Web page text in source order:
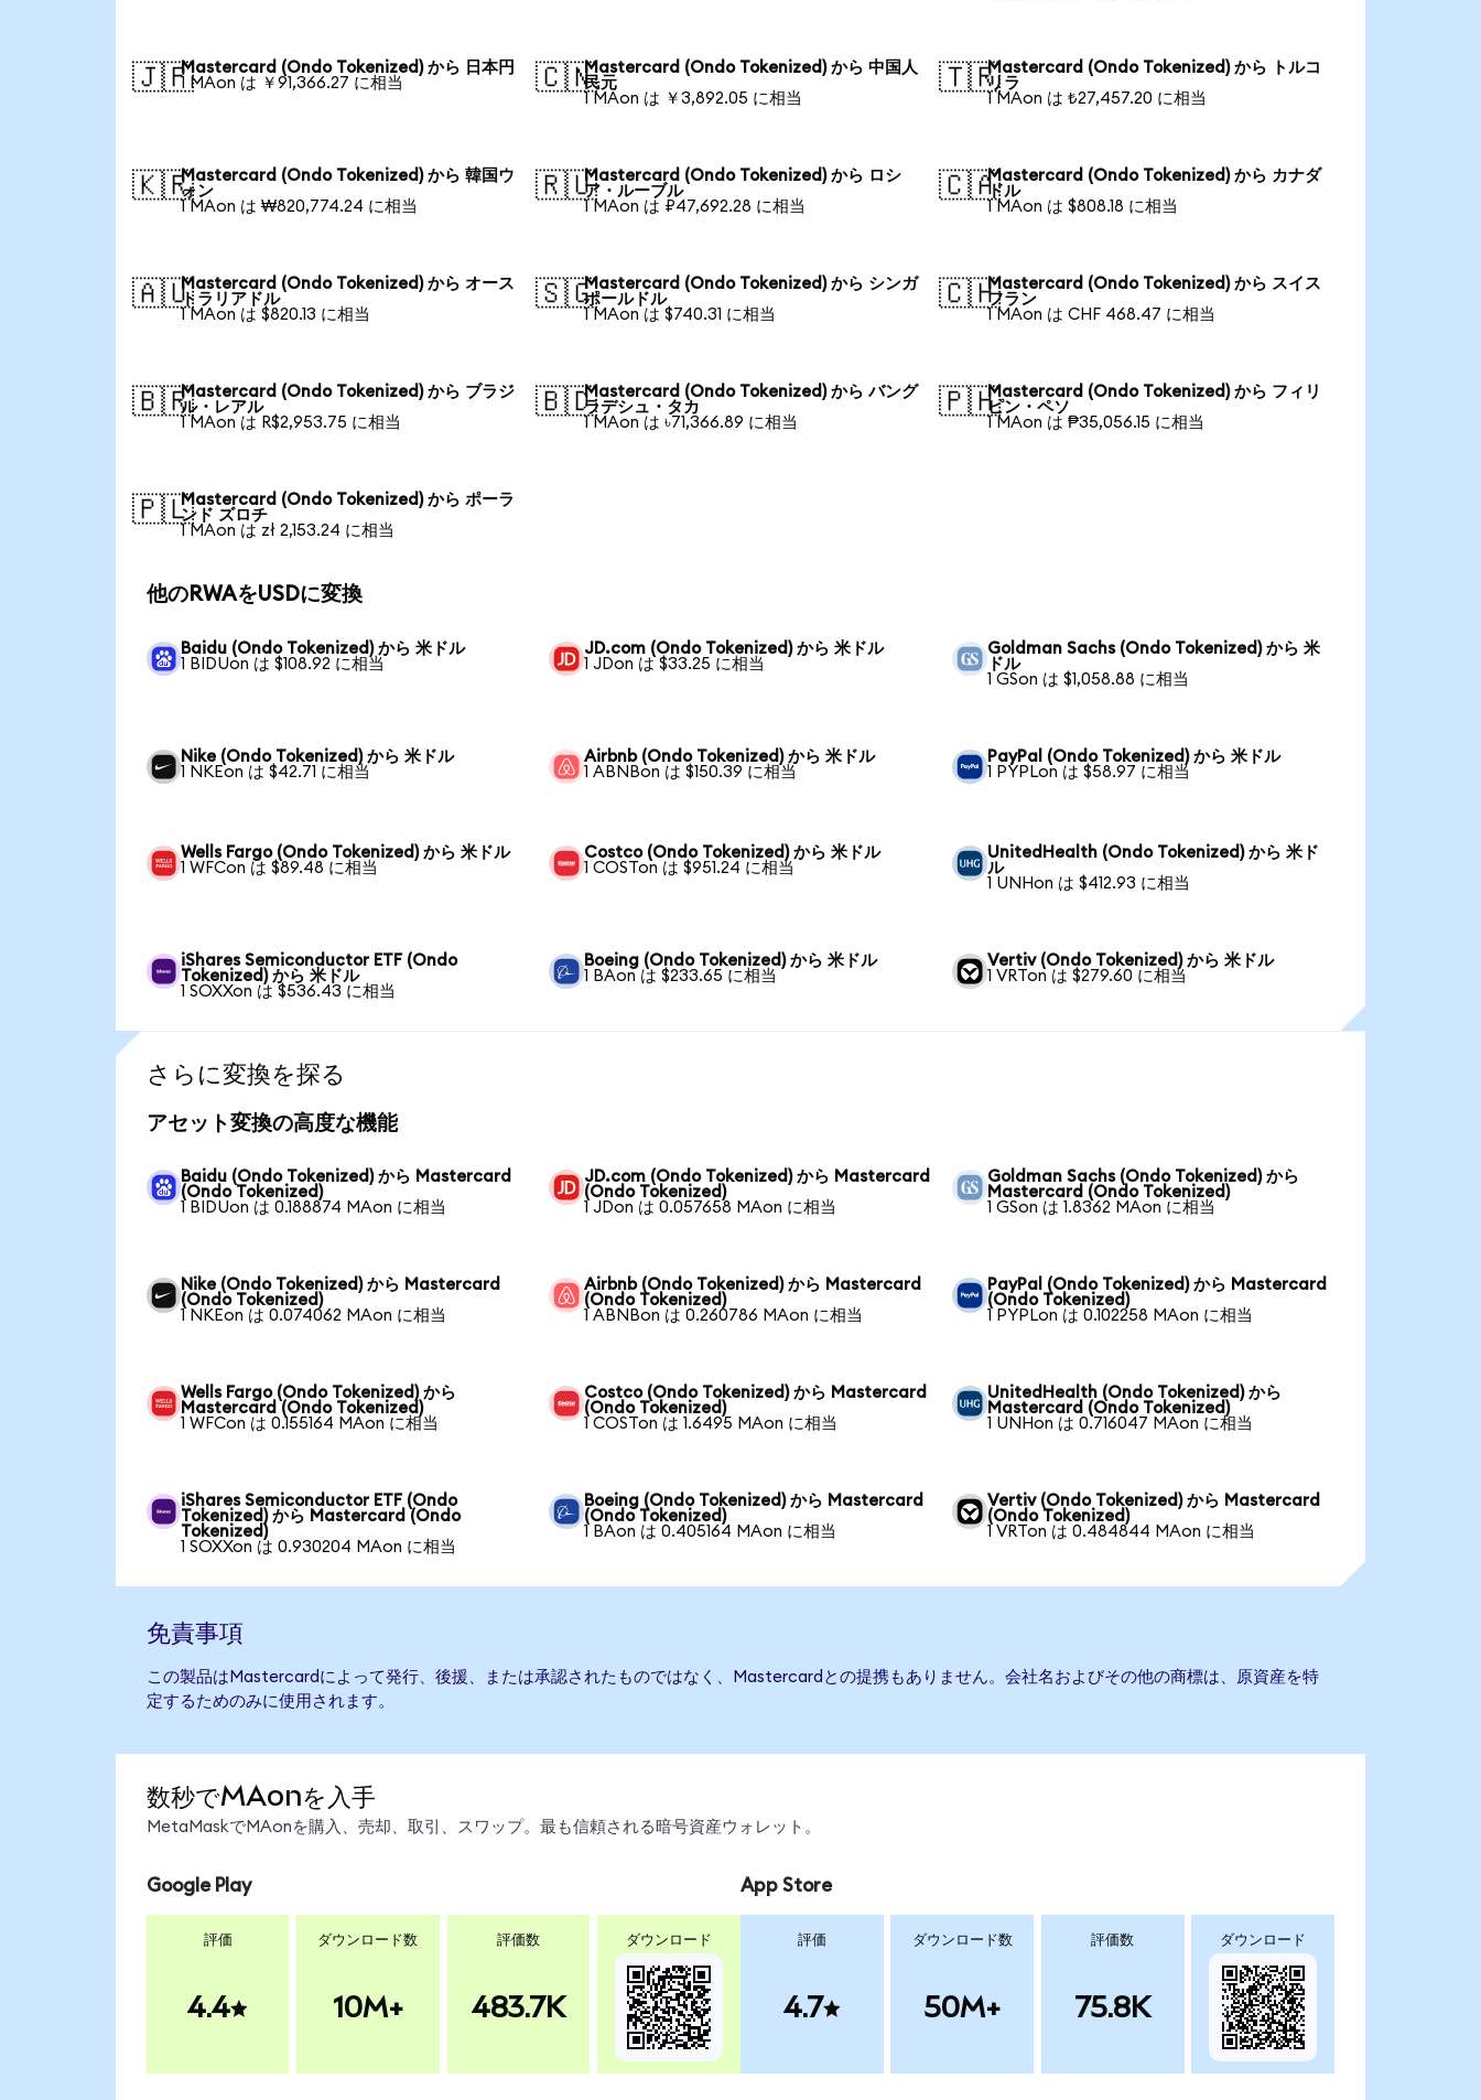
🇯🇵Mastercard (Ondo Tokenized) から 日本円
1 MAon は ￥91,366.27 に相当
🇨🇳Mastercard (Ondo Tokenized) から 中国人
民元
1 MAon は ￥3,892.05 に相当
🇹🇷Mastercard (Ondo Tokenized) から トルコ
リラ
1 MAon は ₺27,457.20 に相当
🇰🇷Mastercard (Ondo Tokenized) から 韓国ウ
ォン
1 MAon は ₩820,774.24 に相当
🇷🇺Mastercard (Ondo Tokenized) から ロシ
ア・ルーブル
1 MAon は ₽47,692.28 に相当
🇨🇦Mastercard (Ondo Tokenized) から カナダ
ドル
1 MAon は $808.18 に相当
🇦🇺Mastercard (Ondo Tokenized) から オース
トラリアドル
1 MAon は $820.13 に相当
🇸🇬Mastercard (Ondo Tokenized) から シンガ
ポールドル
1 MAon は $740.31 に相当
🇨🇭Mastercard (Ondo Tokenized) から スイス
フラン
1 MAon は CHF 468.47 に相当
🇧🇷Mastercard (Ondo Tokenized) から ブラジ
ル・レアル
1 MAon は R$2,953.75 に相当
🇧🇩Mastercard (Ondo Tokenized) から バング
ラデシュ・タカ
1 MAon は ৳71,366.89 に相当
🇵🇭Mastercard (Ondo Tokenized) から フィリ
ピン・ペソ
1 MAon は ₱35,056.15 に相当
🇵🇱Mastercard (Ondo Tokenized) から ポーラ
ンド ズロチ
1 MAon は zł 2,153.24 に相当
他のRWAをUSDに変換
Baidu (Ondo Tokenized) から 米ドル
1 BIDUon は $108.92 に相当
JD.com (Ondo Tokenized) から 米ドル
1 JDon は $33.25 に相当
Goldman Sachs (Ondo Tokenized) から 米
ドル
1 GSon は $1,058.88 に相当
Nike (Ondo Tokenized) から 米ドル
1 NKEon は $42.71 に相当
Airbnb (Ondo Tokenized) から 米ドル
1 ABNBon は $150.39 に相当
PayPal (Ondo Tokenized) から 米ドル
1 PYPLon は $58.97 に相当
Wells Fargo (Ondo Tokenized) から 米ドル
1 WFCon は $89.48 に相当
Costco (Ondo Tokenized) から 米ドル
1 COSTon は $951.24 に相当
UnitedHealth (Ondo Tokenized) から 米ド
ル
1 UNHon は $412.93 に相当
iShares Semiconductor ETF (Ondo
Tokenized) から 米ドル
1 SOXXon は $536.43 に相当
Boeing (Ondo Tokenized) から 米ドル
1 BAon は $233.65 に相当
Vertiv (Ondo Tokenized) から 米ドル
1 VRTon は $279.60 に相当
さらに変換を探る
アセット変換の高度な機能
Baidu (Ondo Tokenized) から Mastercard
(Ondo Tokenized)
1 BIDUon は 0.188874 MAon に相当
JD.com (Ondo Tokenized) から Mastercard
(Ondo Tokenized)
1 JDon は 0.057658 MAon に相当
Goldman Sachs (Ondo Tokenized) から
Mastercard (Ondo Tokenized)
1 GSon は 1.8362 MAon に相当
Nike (Ondo Tokenized) から Mastercard
(Ondo Tokenized)
1 NKEon は 0.074062 MAon に相当
Airbnb (Ondo Tokenized) から Mastercard
(Ondo Tokenized)
1 ABNBon は 0.260786 MAon に相当
PayPal (Ondo Tokenized) から Mastercard
(Ondo Tokenized)
1 PYPLon は 0.102258 MAon に相当
Wells Fargo (Ondo Tokenized) から
Mastercard (Ondo Tokenized)
1 WFCon は 0.155164 MAon に相当
Costco (Ondo Tokenized) から Mastercard
(Ondo Tokenized)
1 COSTon は 1.6495 MAon に相当
UnitedHealth (Ondo Tokenized) から
Mastercard (Ondo Tokenized)
1 UNHon は 0.716047 MAon に相当
iShares Semiconductor ETF (Ondo
Tokenized) から Mastercard (Ondo
Tokenized)
1 SOXXon は 0.930204 MAon に相当
Boeing (Ondo Tokenized) から Mastercard
(Ondo Tokenized)
1 BAon は 0.405164 MAon に相当
Vertiv (Ondo Tokenized) から Mastercard
(Ondo Tokenized)
1 VRTon は 0.484844 MAon に相当
免責事項
この製品はMastercardによって発行、後援、または承認されたものではなく、Mastercardとの提携もありません。会社名およびその他の商標は、原資産を特
定するためのみに使用されます。
数秒でMAonを入手
MetaMaskでMAonを購入、売却、取引、スワップ。最も信頼される暗号資産ウォレット。
Google Play
評価
4.4
ダウンロード数
10M+
評価数
483.7K
ダウンロード
App Store
評価
4.7
ダウンロード数
50M+
評価数
75.8K
ダウンロード